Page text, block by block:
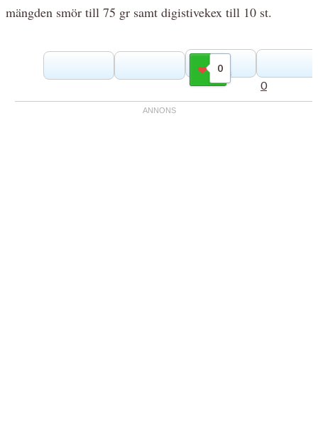
mängden smör till 75 gr samt digistivekex till 10 st.
0
Gilla
0